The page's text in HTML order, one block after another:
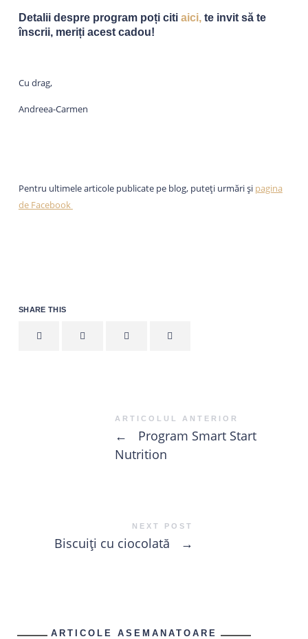
Detalii despre program poți citi aici,te invit să te
înscrii, meriți acest cadou!
Cu drag,
Andreea-Carmen
Pentru ultimele articole publicate pe blog, puteți urmări și pagina
de Facebook
SHARE THIS
ARTICOLUL ANTERIOR
←
Program Smart Start
Nutrition
NEXT POST
Biscuiți cu ciocolată →
ARTICOLE ASEMANATOARE